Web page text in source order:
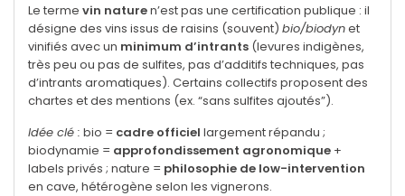
Le terme vin naturen’est pas une certification publique : il
désigne des vins issus de raisins (souvent) bio/biodynet
vinifiés avec un minimum d’intrants (levures indigènes,
très peu ou pas de sulfites, pas d’additifs techniques, pas
d’intrants aromatiques). Certains collectifs proposent des
chartes et des mentions (ex. “sans sulfites ajoutés”).
Idée clé : bio = cadre officiel largement répandu ;
biodynamie = approfondissement agronomique +
labels privés ; nature = philosophie de low-intervention
en cave, hétérogène selon les vignerons.